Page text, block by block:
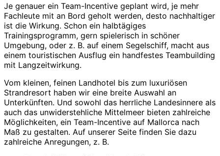
Je genauer ein Team-Incentive geplant wird, je mehr
Fachleute mit an Bord geholt werden, desto nachhaltiger
ist die Wirkung. Schon ein halbtägiges
Trainingsprogramm, gern spielerisch in schöner
Umgebung, oder z. B. auf einem Segelschiff, macht aus
einem touristischen Ausflug ein handfestes Teambuilding
mit Langzeitwirkung.
Vom kleinen, feinen Landhotel bis zum luxuriösen
Strandresort haben wir eine breite Auswahl an
Unterkünften. Und sowohl das herrliche Landesinnere als
auch das unwiderstehliche Mittelmeer bieten zahlreiche
Möglichkeiten, ein Team-Incentive auf Mallorca nach
Maß zu gestalten. Auf unserer Seite finden Sie dazu
zahlreiche Anregungen, z. B.